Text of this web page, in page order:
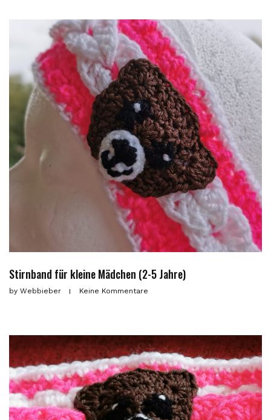
Stirnband für kleine Mädchen (2-5 Jahre)
by Webbieber Keine Kommentare